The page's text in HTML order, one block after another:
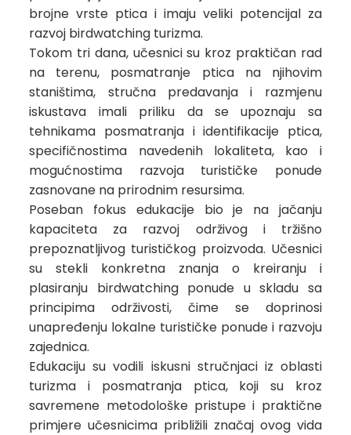
brojne vrste ptica i imaju veliki potencijal za
razvoj birdwatching turizma.
Tokom tri dana, učesnici su kroz praktičan rad
na terenu, posmatranje ptica na njihovim
staništima, stručna predavanja i razmjenu
iskustava imali priliku da se upoznaju sa
tehnikama posmatranja i identifikacije ptica,
specifičnostima navedenih lokaliteta, kao i
mogućnostima razvoja turističke ponude
zasnovane na prirodnim resursima.
Poseban fokus edukacije bio je na jačanju
kapaciteta za razvoj održivog i tržišno
prepoznatljivog turističkog proizvoda. Učesnici
su stekli konkretna znanja o kreiranju i
plasiranju birdwatching ponude u skladu sa
principima održivosti, čime se doprinosi
unapređenju lokalne turističke ponude i razvoju
zajednica.
Edukaciju su vodili iskusni stručnjaci iz oblasti
turizma i posmatranja ptica, koji su kroz
savremene metodološke pristupe i praktične
primjere učesnicima približili značaj ovog vida